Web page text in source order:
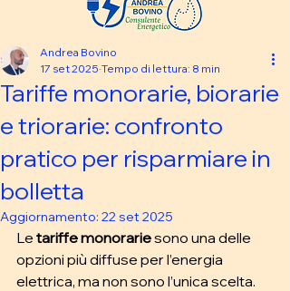
Tariffe monorarie, biorarie
e triorarie: confronto
pratico per risparmiare in
bolletta
Andrea Bovino
17 set 2025 Tempo di lettura: 8 min
Aggiornamento: 22 set 2025
Le tariffe monorarie sono una delle
opzioni più diffuse per l’energia
elettrica, ma non sono l’unica scelta.